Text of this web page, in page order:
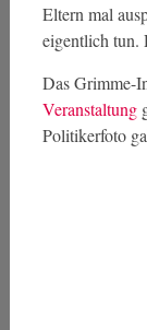
Eltern mal
eigentlich tun.
Das Grimme-
Veranstaltung
Politikerfoto